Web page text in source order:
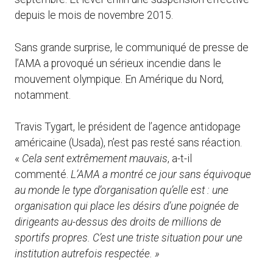
depuis le mois de novembre 2015.
Sans grande surprise, le communiqué de presse de
l’AMA a provoqué un sérieux incendie dans le
mouvement olympique. En Amérique du Nord,
notamment.
Travis Tygart, le président de l’agence antidopage
américaine (Usada), n’est pas resté sans réaction.
« Cela sent extrêmement mauvais, a-t-il
commenté. L’AMA a montré ce jour sans équivoque
au monde le type d’organisation qu’elle est : une
organisation qui place les désirs d’une poignée de
dirigeants au-dessus des droits de millions de
sportifs propres. C’est une triste situation pour une
institution autrefois respectée. »